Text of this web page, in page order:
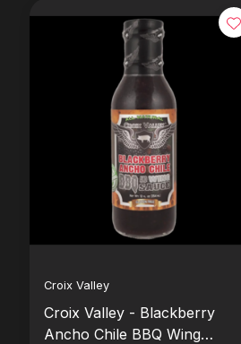
Croix Valley
Croix Valley - Blackberry
Ancho Chile BBQ Wing